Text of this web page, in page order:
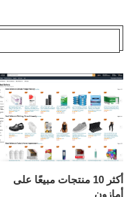
أكثر 10 منتجات مبيعًا على
أمازون